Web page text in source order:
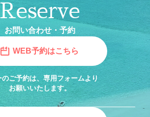
Reserve
お問い合わせ・予約
WEB予約はこちら
のご予約は、専用フォームより
お願いいたします。